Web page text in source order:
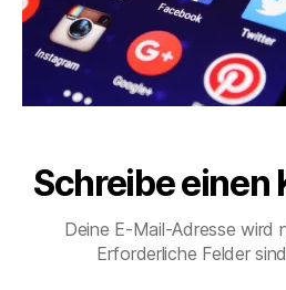
Schreibe einen
Deine E-Mail-Adresse wird
Erforderliche Felder